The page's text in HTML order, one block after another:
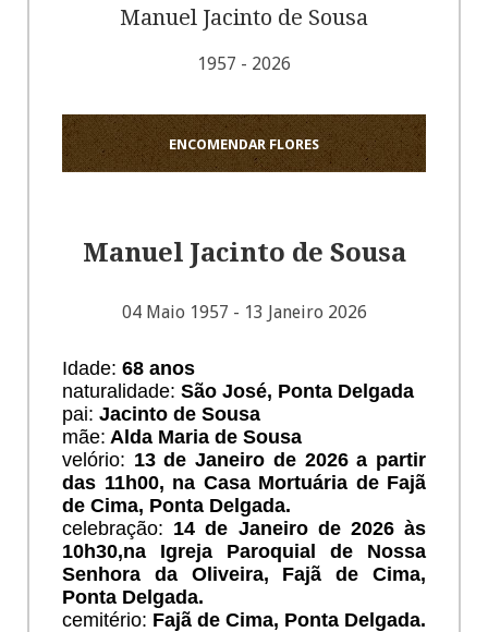
Manuel Jacinto de Sousa
1957 - 2026
ENCOMENDAR FLORES
Manuel Jacinto de Sousa
04 Maio 1957 - 13 Janeiro 2026
Idade: 68 anos
naturalidade: São José, Ponta Delgada
pai: Jacinto de Sousa
mãe: Alda Maria de Sousa
velório: 13 de Janeiro de 2026 a partir
das 11h00, na Casa Mortuária de Fajã
de Cima, Ponta Delgada.
celebração: 14 de Janeiro de 2026 às
10h30,na Igreja Paroquial de Nossa
Senhora da Oliveira, Fajã de Cima,
Ponta Delgada.
cemitério: Fajã de Cima, Ponta Delgada.